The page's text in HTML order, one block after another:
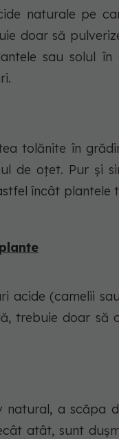
naturale pe
doar să
sau solul în
tolănite în
de oțet. Pur și
încât plantele
acide (camelii
trebuie doar să
natural, a scăpa
atât, sunt